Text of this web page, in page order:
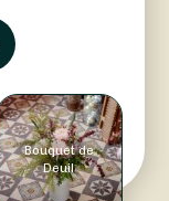
Bouquet de
Deuil